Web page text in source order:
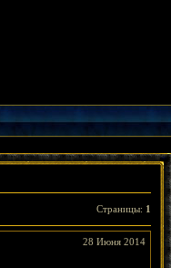
Страницы: 1
28 Июня 2014